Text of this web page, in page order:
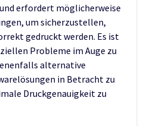
erfordert möglicherweise
um sicherzustellen,
gedruckt werden. Es ist
Probleme im Auge zu
alternative
in Betracht zu
Druckgenauigkeit zu